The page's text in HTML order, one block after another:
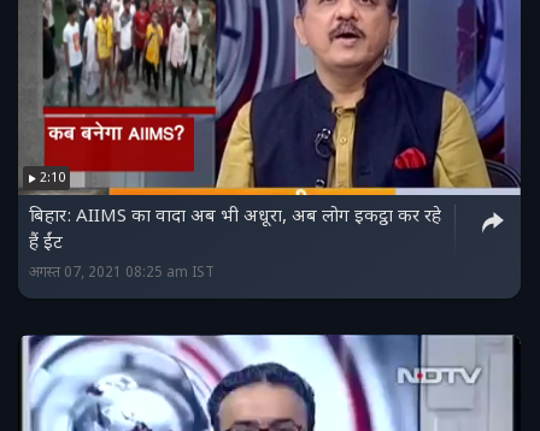
2:10
बिहार: AIIMS का वादा अब भी अधूरा, अब लोग इकट्ठा कर रहे
हैं ईंट
अगस्त 07, 2021 08:25 am IST